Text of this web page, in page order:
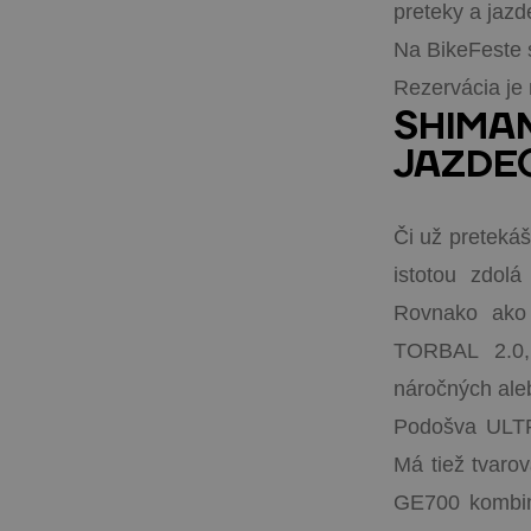
preteky a
Na BikeFeste
Rezervácia
Či už
istotou
Rovnako
TORBAL
náročných
Podošva
Má tiež
GE700